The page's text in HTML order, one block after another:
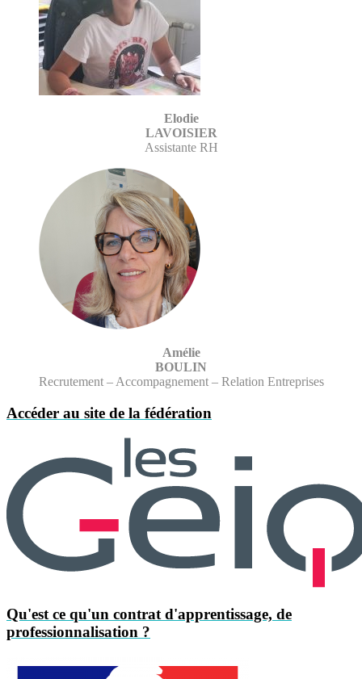
Elodie
LAVOISIER
Assistante RH
Amélie
BOULIN
Recrutement – Accompagnement – Relation Entreprises
Accéder au site de la fédération
Qu'est ce qu'un contrat d'apprentissage, de
professionnalisation ?